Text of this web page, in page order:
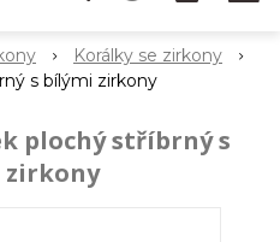
Korálky se zirkony
s bílými zirkony
plochý stříbrný s